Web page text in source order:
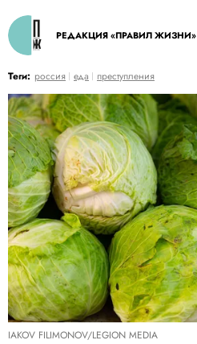
РЕДАКЦИЯ «ПРАВИЛ ЖИЗНИ»
Теги: россия еда преступления
IAKOV FILIMONOV/LEGION MEDIA